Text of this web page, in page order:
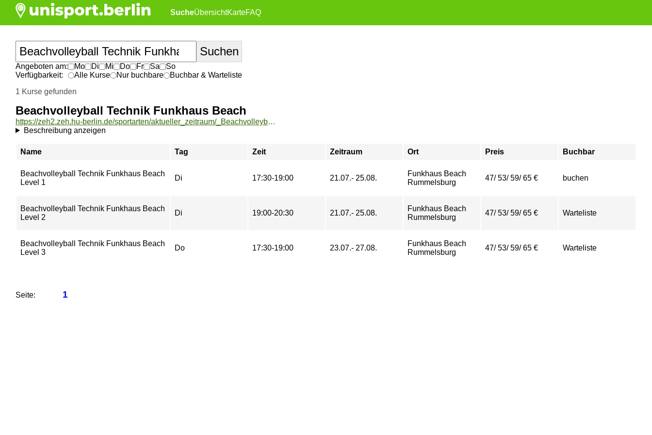
SucheÜbersichtKarteFAQ
Angeboten am: Mo Di Mi Do Fr Sa
So
Verfügbarkeit:
Alle Kurse Nur buchbare
Buchbar & Warteliste
1 Kurse gefunden
Beachvolleyball Technik Funkhaus Beach
https://zeh2.zeh.hu-berlin.de/sportarten/aktueller_zeitraum/_Beachvolleyball_Technik_Funkhaus_Beach.html
Beschreibung anzeigen
Name Tag Zeit Zeitraum Ort Preis Buchbar
Beachvolleyball Technik Funkhaus Beach
Level 1
Di 17:30-19:00 21.07.- 25.08.
Funkhaus Beach
Rummelsburg
47/ 53/ 59/ 65 € buchen
Beachvolleyball Technik Funkhaus Beach
Level 2
Di 19:00-20:30 21.07.- 25.08.
Funkhaus Beach
Rummelsburg
47/ 53/ 59/ 65 € Warteliste
Beachvolleyball Technik Funkhaus Beach
Level 3
Do 17:30-19:00 23.07.- 27.08.
Funkhaus Beach
Rummelsburg
47/ 53/ 59/ 65 € Warteliste
Seite: 1